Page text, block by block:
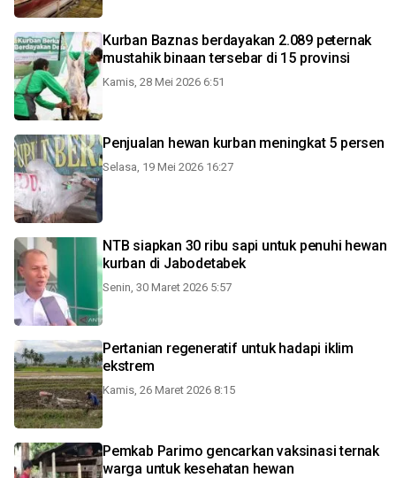
Kurban Baznas berdayakan 2.089 peternak
mustahik binaan tersebar di 15 provinsi
Kamis, 28 Mei 2026 6:51
Penjualan hewan kurban meningkat 5 persen
Selasa, 19 Mei 2026 16:27
NTB siapkan 30 ribu sapi untuk penuhi hewan
kurban di Jabodetabek
Senin, 30 Maret 2026 5:57
Pertanian regeneratif untuk hadapi iklim
ekstrem
Kamis, 26 Maret 2026 8:15
Pemkab Parimo gencarkan vaksinasi ternak
warga untuk kesehatan hewan